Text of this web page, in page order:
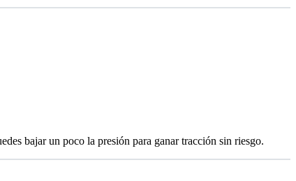
bajar un poco la presión para ganar tracción sin riesgo.